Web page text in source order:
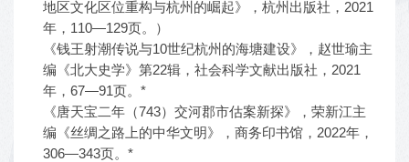
地区文化区位重构与杭州的崛起》，杭州出版社，2021
年，110—129页。）
《钱王射潮传说与10世纪杭州的海塘建设》，赵世瑜主
编《北大史学》第22辑，社会科学文献出版社，2021
年，67—91页。*
《唐天宝二年（743）交河郡市估案新探》，荣新江主
编《丝绸之路上的中华文明》，商务印书馆，2022年，
306—343页。*